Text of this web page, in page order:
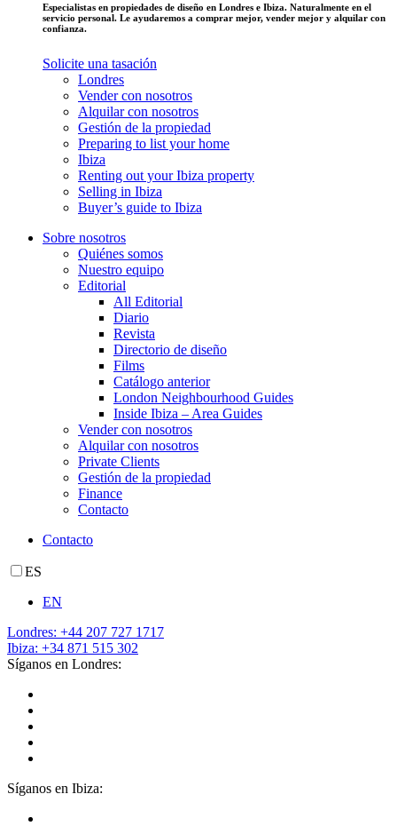
Especialistas en propiedades de diseño en Londres e Ibiza. Naturalmente en el
servicio personal. Le ayudaremos a comprar mejor, vender mejor y alquilar con
confianza.
Solicite una tasación
Londres
Vender con nosotros
Alquilar con nosotros
Gestión de la propiedad
Preparing to list your home
Ibiza
Renting out your Ibiza property
Selling in Ibiza
Buyer’s guide to Ibiza
Sobre nosotros
Quiénes somos
Nuestro equipo
Editorial
All Editorial
Diario
Revista
Directorio de diseño
Films
Catálogo anterior
London Neighbourhood Guides
Inside Ibiza – Area Guides
Vender con nosotros
Alquilar con nosotros
Private Clients
Gestión de la propiedad
Finance
Contacto
Contacto
ES
EN
Londres: +44 207 727 1717
Ibiza: +34 871 515 302
Síganos en Londres:
Síganos en Ibiza: